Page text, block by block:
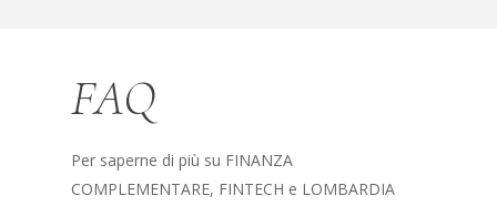
FAQ
Per saperne di più su FINANZA
COMPLEMENTARE, FINTECH e LOMBARDIA